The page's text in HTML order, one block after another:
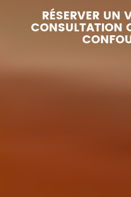
RÉSERVER UN
CONSULTATION